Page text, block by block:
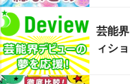
芸能
ィシ